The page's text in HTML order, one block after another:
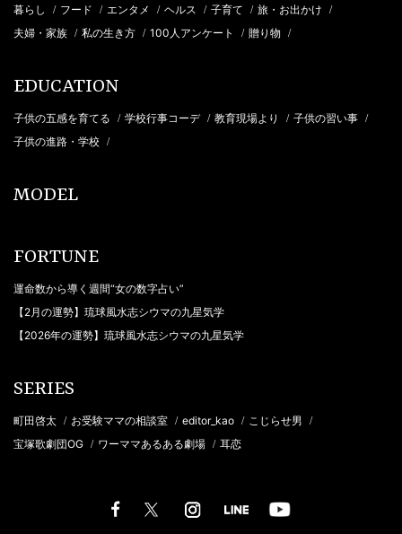
暮らし / フード / エンタメ / ヘルス / 子育て / 旅・お出かけ /
夫婦・家族 / 私の生き方 / 100人アンケート / 贈り物 /
EDUCATION
子供の五感を育てる / 学校行事コーデ / 教育現場より / 子供の習い事 /
子供の進路・学校 /
MODEL
FORTUNE
運命数から導く週間“女の数字占い”
【2月の運勢】琉球風水志シウマの九星気学
【2026年の運勢】琉球風水志シウマの九星気学
SERIES
町田啓太 / お受験ママの相談室 / editor_kao / こじらせ男 /
宝塚歌劇団OG / ワーママあるある劇場 / 耳恋